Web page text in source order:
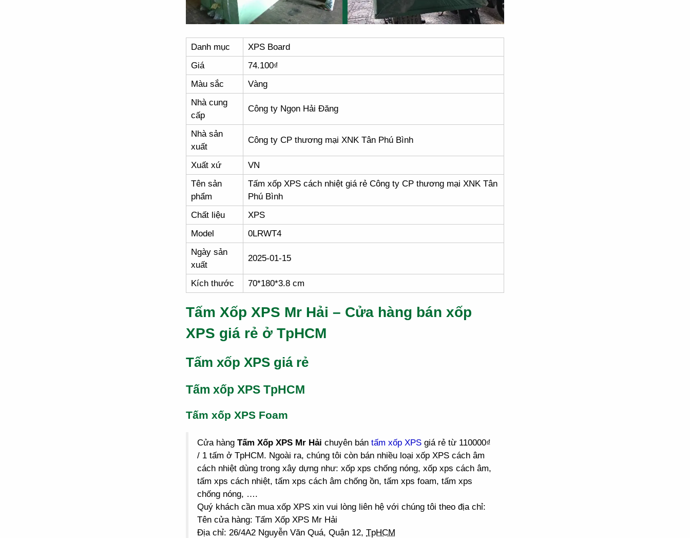
Danh mục
XPS Board
Giá
74.100₫
Màu sắc
Vàng
Nhà cung
cấp
Công ty Ngọn Hải Đăng
Nhà sản
xuất
Công ty CP thương mại XNK Tân Phú Bình
Xuất xứ
VN
Tên sản
phẩm
Tấm xốp XPS cách nhiệt giá rẻ Công ty CP thương mại XNK Tân
Phú Bình
Chất liệu
XPS
Model
0LRWT4
Ngày sản
xuất
2025-01-15
Kích thước 70*180*3.8 cm
Tấm Xốp XPS Mr Hải – Cửa hàng bán xốp
XPS giá rẻ ở TpHCM
Tấm xốp XPS giá rẻ
Tấm xốp XPS TpHCM
Tấm xốp XPS Foam
Cửa hàng Tấm Xốp XPS Mr Hải chuyên bán tấm xốp XPS giá rẻ từ 110000₫
/ 1 tấm ở TpHCM. Ngoài ra, chúng tôi còn bán nhiều loại xốp XPS cách âm
cách nhiệt dùng trong xây dựng như: xốp xps chống nóng, xốp xps cách âm,
tấm xps cách nhiệt, tấm xps cách âm chống ồn, tấm xps foam, tấm xps
chống nóng, ….
Quý khách cần mua xốp XPS xin vui lòng liên hệ với chúng tôi theo địa chỉ:
Tên cửa hàng: Tấm Xốp XPS Mr Hải
Địa chỉ: 26/4A2 Nguyễn Văn Quá, Quận 12, TpHCM